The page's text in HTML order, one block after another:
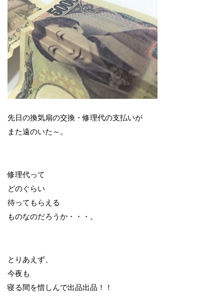
先日の換気扇の交換・修理代の支払いが
また遠のいた～。
修理代って
どのぐらい
待ってもらえる
ものなのだろうか・・・。
とりあえず、
今夜も
寝る間を惜しんで出品出品！！